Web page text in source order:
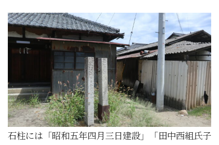
石柱には「昭和五年四月三日建設」「田中西組氏子